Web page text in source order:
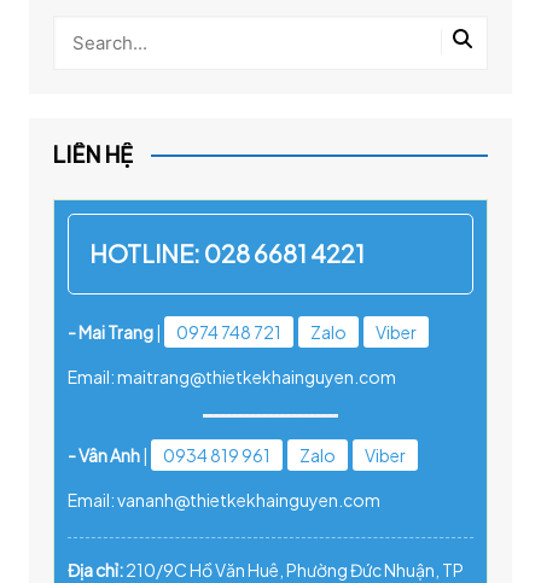
LIÊN HỆ
HOTLINE: 028 6681 4221
- Mai Trang| 0974 748 721 Zalo Viber
Email: maitrang@thietkekhainguyen.com
- Vân Anh| 0934 819 961 Zalo Viber
Email: vananh@thietkekhainguyen.com
Địa chỉ:210/9C Hồ Văn Huê, Phường Đức Nhuận, TP